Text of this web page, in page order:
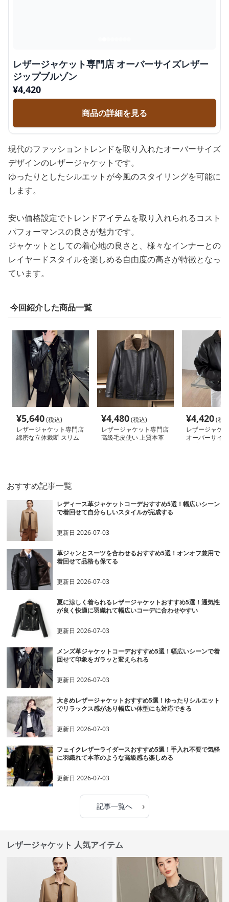
レザージャケット専門店 オーバーサイズレザー
ジップブルゾン
¥4,420
商品の詳細を見る
現代のファッショントレンドを取り入れたオーバーサイズ
デザインのレザージャケットです。
ゆったりとしたシルエットが今風のスタイリングを可能に
します。
安い価格設定でトレンドアイテムを取り入れられるコスト
パフォーマンスの良さが魅力です。
ジャケットとしての着心地の良さと、様々なインナーとの
レイヤードスタイルを楽しめる自由度の高さが特徴となっ
ています。
今回紹介した商品一覧
¥5,640(税込)
レザージャケット専門店
綿密な立体裁断 スリム
¥4,480(税込)
レザージャケット専門店
高級毛皮使い 上質本革
¥4,420(税
レザージャケ
オーバーサイ
おすすめ記事一覧
レディース革ジャケットコーデおすすめ5選！幅広いシーン
で着回せて自分らしいスタイルが完成する
更新日2026-07-03
革ジャンとスーツを合わせるおすすめ5選！オンオフ兼用で
着回せて品格も保てる
更新日2026-07-03
夏に涼しく着られるレザージャケットおすすめ5選！通気性
が良く快適に羽織れて幅広いコーデに合わせやすい
更新日2026-07-03
メンズ革ジャケットコーデおすすめ5選！幅広いシーンで着
回せて印象をガラッと変えられる
更新日2026-07-03
大きめレザージャケットおすすめ5選！ゆったりシルエット
でリラックス感があり幅広い体型にも対応できる
更新日2026-07-03
フェイクレザーライダースおすすめ5選！手入れ不要で気軽
に羽織れて本革のような高級感も楽しめる
更新日2026-07-03
記事一覧へ ›
レザージャケット 人気アイテム